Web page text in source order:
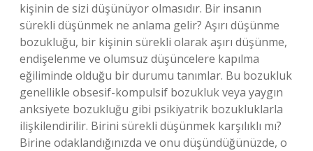
kişinin de sizi düşünüyor olmasıdır. Bir insanın
sürekli düşünmek ne anlama gelir? Aşırı düşünme
bozukluğu, bir kişinin sürekli olarak aşırı düşünme,
endişelenme ve olumsuz düşüncelere kapılma
eğiliminde olduğu bir durumu tanımlar. Bu bozukluk
genellikle obsesif-kompulsif bozukluk veya yaygın
anksiyete bozukluğu gibi psikiyatrik bozukluklarla
ilişkilendirilir. Birini sürekli düşünmek karşılıklı mı?
Birine odaklandığınızda ve onu düşündüğünüzde, o